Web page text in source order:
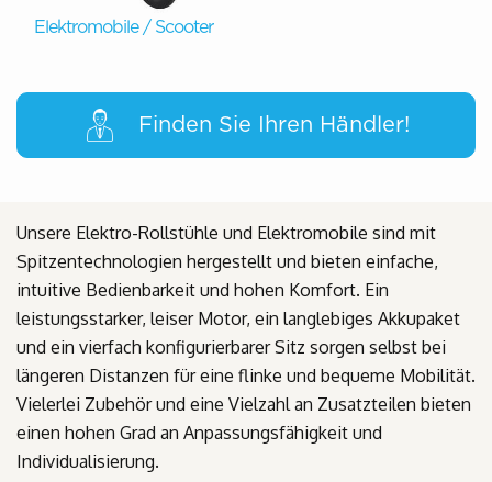
Elektromobile / Scooter
Finden Sie Ihren Händler!
Unsere Elektro-Rollstühle und Elektromobile sind mit
Spitzentechnologien hergestellt und bieten einfache,
intuitive Bedienbarkeit und hohen Komfort. Ein‌
leistungsstarker, leiser Motor, ein langlebiges Akkupaket
und ein vierfach konfigurierbarer Sitz sorgen selbst bei
längeren Distanzen für eine flinke und bequeme Mobilität.
Vielerlei Zubehör und eine Vielzahl an Zusatzteilen bieten
einen hohen Grad an Anpassungsfähigkeit und
Individualisierung.